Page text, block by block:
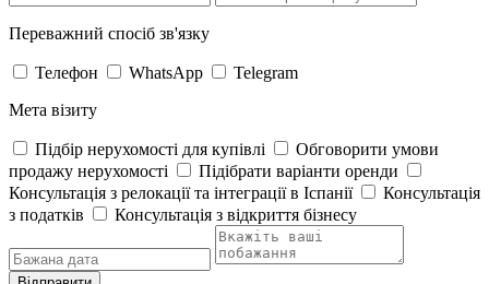
Переважний спосіб зв'язку
Телефон WhatsApp
Telegram
Мета візиту
Підбір нерухомості для купівлі
Обговорити умови
продажу нерухомості
Підібрати варіанти оренди
Консультація з релокації та інтеграції в Іспанії
Консультація
з податків
Консультація з відкриття бізнесу